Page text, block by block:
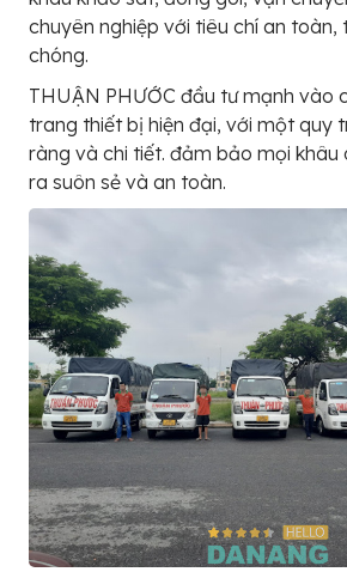
chuyên nghiệp với tiêu chí an toàn,
chóng.
THUẬN PHƯỚC đầu tư mạnh vào
trang thiết bị hiện đại, với một quy
ràng và chi tiết. đảm bảo mọi khâu
ra suôn sẻ và an toàn.